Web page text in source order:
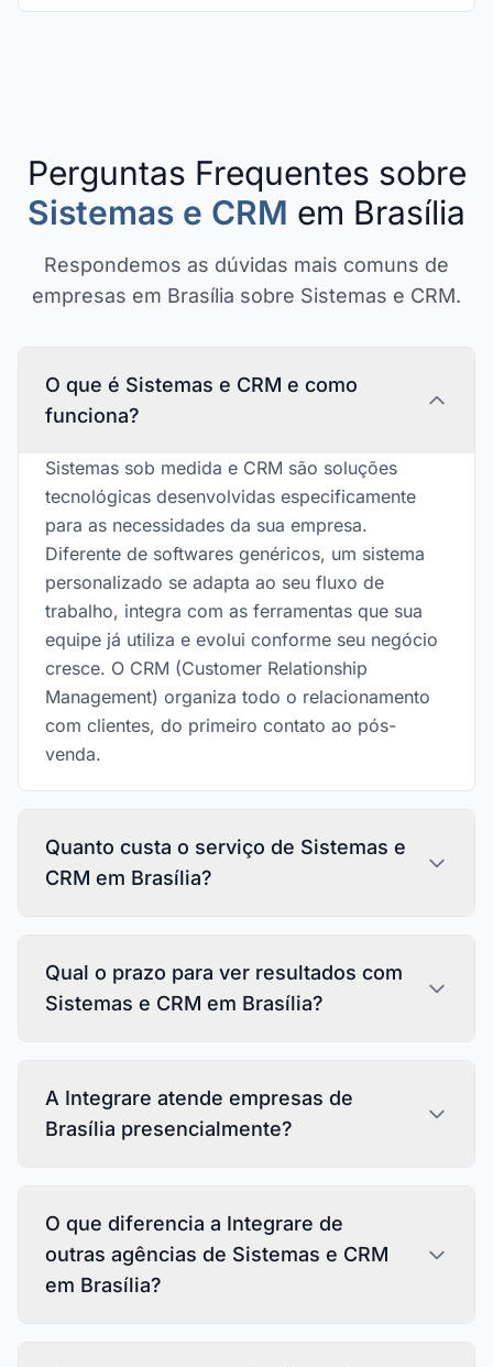
Perguntas Frequentes sobre
Sistemas e CRM em Brasília
Respondemos as dúvidas mais comuns de
empresas em Brasília sobre Sistemas e CRM.
O que é Sistemas e CRM e como
funciona?
Sistemas sob medida e CRM são soluções
tecnológicas desenvolvidas especificamente
para as necessidades da sua empresa.
Diferente de softwares genéricos, um sistema
personalizado se adapta ao seu fluxo de
trabalho, integra com as ferramentas que sua
equipe já utiliza e evolui conforme seu negócio
cresce. O CRM (Customer Relationship
Management) organiza todo o relacionamento
com clientes, do primeiro contato ao pós-
venda.
Quanto custa o serviço de Sistemas e
CRM em Brasília?
Qual o prazo para ver resultados com
Sistemas e CRM em Brasília?
A Integrare atende empresas de
Brasília presencialmente?
O que diferencia a Integrare de
outras agências de Sistemas e CRM
em Brasília?